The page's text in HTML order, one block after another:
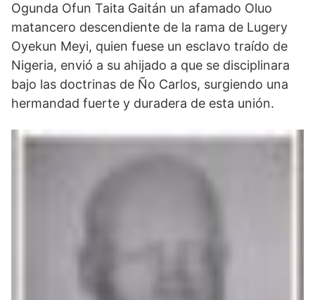
Ogunda Ofun Taita Gaitán un afamado Oluo
matancero descendiente de la rama de Lugery
Oyekun Meyi, quien fuese un esclavo traído de
Nigeria, envió a su ahijado a que se disciplinara
bajo las doctrinas de Ño Carlos, surgiendo una
hermandad fuerte y duradera de esta unión.